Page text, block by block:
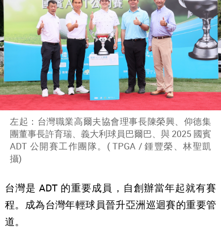
左起：台灣職業高爾夫協會理事長陳榮興、仰德集
團董事長許育瑞、義大利球員巴爾巴、與 2025 國賓
ADT 公開賽工作團隊。( TPGA / 鍾豐榮、林聖凱
攝)
台灣是 ADT 的重要成員，自創辦當年起就有賽
程。成為台灣年輕球員晉升亞洲巡迴賽的重要管
道。